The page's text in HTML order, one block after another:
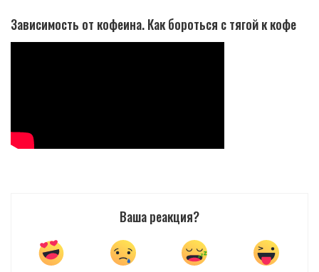
Зависимость от кофеина. Как бороться с тягой к кофе
Ваша реакция?